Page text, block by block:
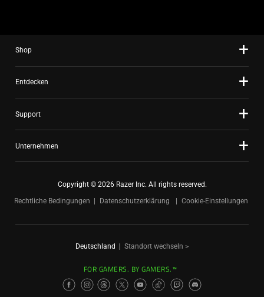
Shop
Entdecken
Support
Unternehmen
Copyright © 2026 Razer Inc. All rights reserved.
Rechtliche Bedingungen
Datenschutzerklärung Cookie-Einstellungen
Deutschland Standort wechseln >
FOR GAMERS. BY GAMERS.™